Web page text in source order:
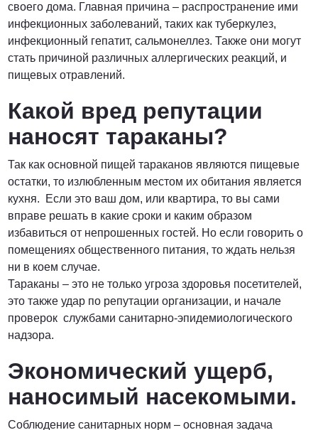
своего дома. Главная причина – распространение ими
инфекционных заболеваний, таких как туберкулез,
инфекционный гепатит, сальмонеллез. Также они могут
стать причиной различных аллергических реакций, и
пищевых отравлений.
Какой вред репутации
наносят тараканы?
Так как основной пищей тараканов являются пищевые
остатки, то излюбленным местом их обитания является
кухня. Если это ваш дом, или квартира, то вы сами
вправе решать в какие сроки и каким образом
избавиться от непрошенных гостей. Но если говорить о
помещениях общественного питания, то ждать нельзя
ни в коем случае.
Тараканы – это не только угроза здоровья посетителей,
это также удар по репутации организации, и начале
проверок службами санитарно-эпидемиологического
надзора.
Экономический ущерб,
наносимый насекомыми.
Соблюдение санитарных норм – основная задача